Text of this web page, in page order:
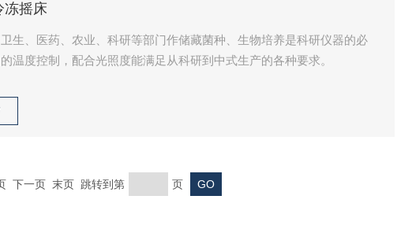
冻摇床
生、医药、农业、科研等部门作储藏菌种、生物培养是科研仪器的必
温度控制，配合光照度能满足从科研到中式生产的各种要求。
下一页 末页 跳转到第
页